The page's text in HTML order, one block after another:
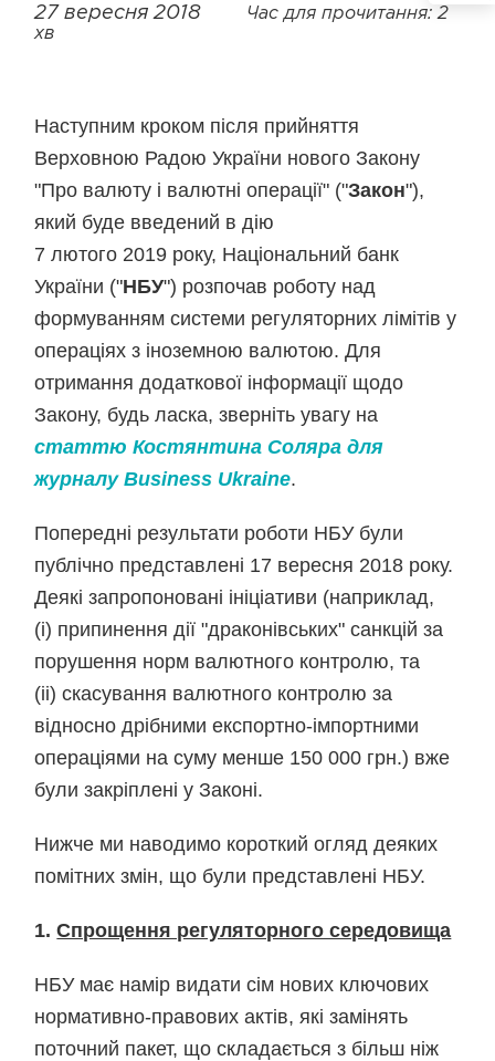
27 вересня 2018
Час для прочитання: 2
хв
Наступним кроком після прийняття
Верховною Радою України нового Закону
"Про валюту і валютні операції" ("Закон"),
який буде введений в дію
7 лютого 2019 року, Національний банк
України ("НБУ") розпочав роботу над
формуванням системи регуляторних лімітів у
операціях з іноземною валютою. Для
отримання додаткової інформації щодо
Закону, будь ласка, зверніть увагу на
статтю Костянтина Соляра для
журналуBusiness Ukraine.
Попередні результати роботи НБУ були
публічно представлені 17 вересня 2018 року.
Деякі запропоновані ініціативи (наприклад,
(i) припинення дії "драконівських" санкцій за
порушення норм валютного контролю, та
(ii) скасування валютного контролю за
відносно дрібними експортно-імпортними
операціями на суму менше 150 000 грн.) вже
були закріплені у Законі.
Нижче ми наводимо короткий огляд деяких
помітних змін, що були представлені НБУ.
1.Спрощення регуляторного середовища
НБУ має намір видати сім нових ключових
нормативно-правових актів, які замінять
поточний пакет, що складається з більш ніж